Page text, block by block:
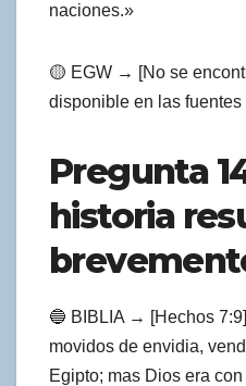
naciones.»
🟡 EGW → [No se
disponible en las fuentes
Pregunta
historia
🔵 BIBLIA → [Hechos
movidos de envidia,
Egipto; mas Dios era